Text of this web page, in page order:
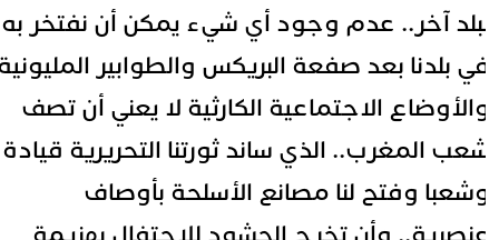
آخر..عدم وجود أي شيء يمكن أن نفتخر به
بلدنا بعد صفعة البريكس والطوابير المليونية
الاجتماعية الكارثية لا يعني أن تصف
المغرب..الذي ساند ثورتنا التحريرية قيادة
وفتح لنا مصانع الأسلحة بأوصاف